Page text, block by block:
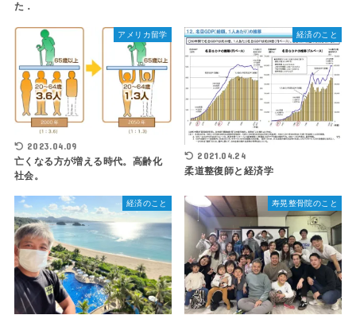
た．
アメリカ留学
2023.04.09
亡くなる方が増える時代。高齢化
社会。
経済のこと
2021.04.24
柔道整復師と経済学
経済のこと 寿晃整骨院のこと